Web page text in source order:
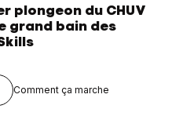
plongeon du CHUV
grand bain des
Comment ça marche